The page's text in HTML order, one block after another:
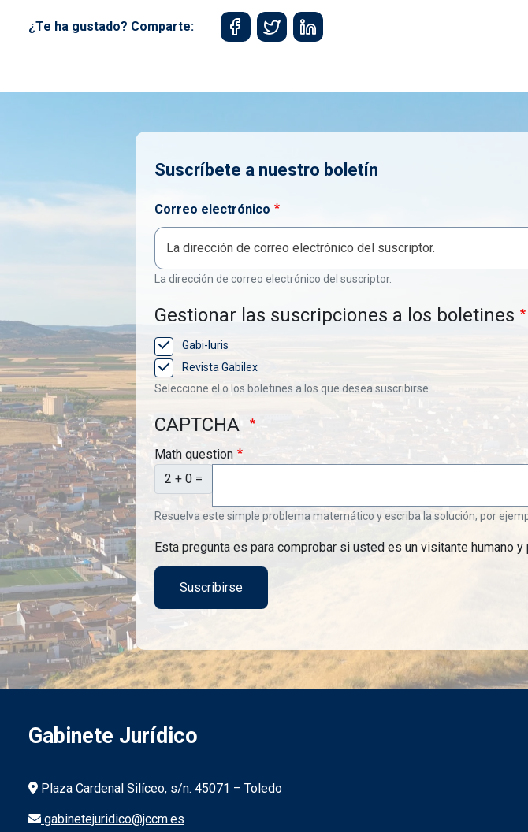
¿Te ha gustado? Comparte:
Suscríbete a nuestro boletín
Correo electrónico
La dirección de correo electrónico del suscriptor.
Gestionar las suscripciones a los boletines
Gabi-Iuris
Revista Gabilex
Seleccione el o los boletines a los que desea suscribirse.
CAPTCHA
Math question
2 + 0 =
Resuelva este simple problema matemático y escriba la solución; por
Esta pregunta es para comprobar si usted es un visitante humano
Gabinete Jurídico
Información de la institución
Plaza Cardenal Silíceo, s/n. 45071 – Toledo
gabinetejuridico@jccm.es